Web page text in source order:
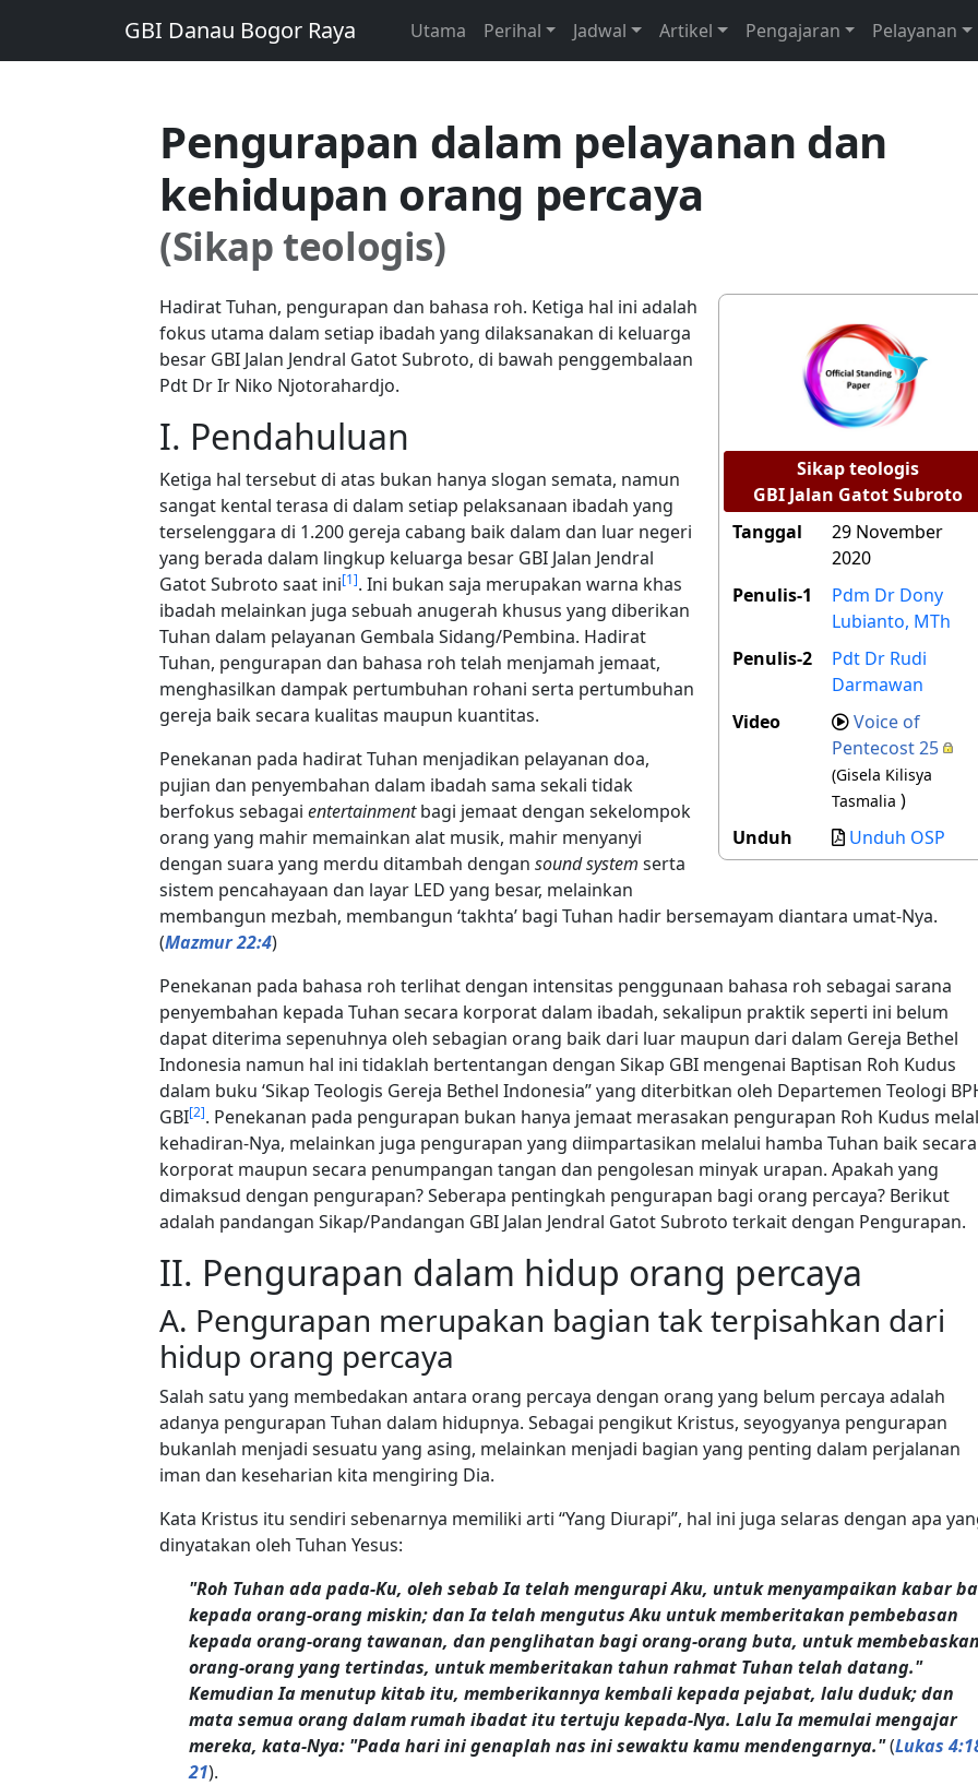
GBI Danau Bogor Raya Utama Perihal Jadwal Artikel Pengajaran Pelayanan
Pengurapan dalam pelayanan dan
kehidupan orang percaya
(Sikap teologis)
Sikap teologis
GBI Jalan Gatot Subroto
Tanggal
29 November
2020
Penulis‑1
Pdm Dr Dony
Lubianto, MTh
Penulis‑2
Pdt Dr Rudi
Darmawan
Video
Voice of
Pentecost 25
(Gisela Kilisya
Tasmalia )
Unduh
Unduh OSP
Hadirat Tuhan, pengurapan dan bahasa roh. Ketiga hal ini adalah
fokus utama dalam setiap ibadah yang dilaksanakan di keluarga
besar GBI Jalan Jendral Gatot Subroto, di bawah penggembalaan
Pdt Dr Ir Niko Njotorahardjo.
I. Pendahuluan
Ketiga hal tersebut di atas bukan hanya slogan semata, namun
sangat kental terasa di dalam setiap pelaksanaan ibadah yang
terselenggara di 1.200 gereja cabang baik dalam dan luar negeri
yang berada dalam lingkup keluarga besar GBI Jalan Jendral
Gatot Subroto saat ini[1]. Ini bukan saja merupakan warna khas
ibadah melainkan juga sebuah anugerah khusus yang diberikan
Tuhan dalam pelayanan Gembala Sidang/Pembina. Hadirat
Tuhan, pengurapan dan bahasa roh telah menjamah jemaat,
menghasilkan dampak pertumbuhan rohani serta pertumbuhan
gereja baik secara kualitas maupun kuantitas.
Penekanan pada hadirat Tuhan menjadikan pelayanan doa,
pujian dan penyembahan dalam ibadah sama sekali tidak
berfokus sebagai entertainmentbagi jemaat dengan sekelompok
orang yang mahir memainkan alat musik, mahir menyanyi
dengan suara yang merdu ditambah dengan sound system serta
sistem pencahayaan dan layar LED yang besar, melainkan
membangun mezbah, membangun ‘takhta’ bagi Tuhan hadir bersemayam diantara umat-Nya.
(Mazmur 22:4)
Penekanan pada bahasa roh terlihat dengan intensitas penggunaan bahasa roh sebagai sarana
penyembahan kepada Tuhan secara korporat dalam ibadah, sekalipun praktik seperti ini belum
dapat diterima sepenuhnya oleh sebagian orang baik dari luar maupun dari dalam Gereja Bethel
Indonesia namun hal ini tidaklah bertentangan dengan Sikap GBI mengenai Baptisan Roh Kudus
dalam buku ‘Sikap Teologis Gereja Bethel Indonesia” yang diterbitkan oleh Departemen Teologi
GBI[2]. Penekanan pada pengurapan bukan hanya jemaat merasakan pengurapan Roh Kudus
kehadiran-Nya, melainkan juga pengurapan yang diimpartasikan melalui hamba Tuhan baik secara
korporat maupun secara penumpangan tangan dan pengolesan minyak urapan. Apakah yang
dimaksud dengan pengurapan? Seberapa pentingkah pengurapan bagi orang percaya? Berikut
adalah pandangan Sikap/Pandangan GBI Jalan Jendral Gatot Subroto terkait dengan Pengurapan.
II. Pengurapan dalam hidup orang percaya
A. Pengurapan merupakan bagian tak terpisahkan dari
hidup orang percaya
Salah satu yang membedakan antara orang percaya dengan orang yang belum percaya adalah
adanya pengurapan Tuhan dalam hidupnya. Sebagai pengikut Kristus, seyogyanya pengurapan
bukanlah menjadi sesuatu yang asing, melainkan menjadi bagian yang penting dalam perjalanan
iman dan keseharian kita mengiring Dia.
Kata Kristus itu sendiri sebenarnya memiliki arti “Yang Diurapi”, hal ini juga selaras dengan apa
dinyatakan oleh Tuhan Yesus:
"Roh Tuhan ada pada-Ku, oleh sebab Ia telah mengurapi Aku, untuk menyampaikan kabar
kepada orang-orang miskin; dan Ia telah mengutus Aku untuk memberitakan pembebasan
kepada orang-orang tawanan, dan penglihatan bagi orang-orang buta, untuk
orang-orang yang tertindas, untuk memberitakan tahun rahmat Tuhan telah datang."
Kemudian Ia menutup kitab itu, memberikannya kembali kepada pejabat, lalu duduk; dan
mata semua orang dalam rumah ibadat itu tertuju kepada-Nya. Lalu Ia memulai mengajar
mereka, kata-Nya: "Pada hari ini genaplah nas ini sewaktu kamu mendengarnya."(Lukas
21).